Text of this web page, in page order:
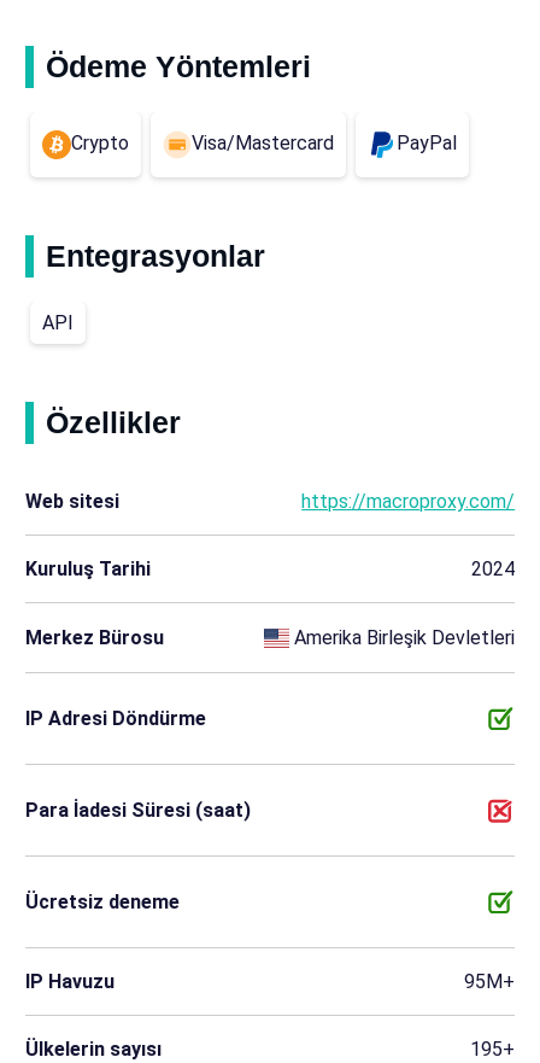
Ödeme Yöntemleri
Crypto Visa/Mastercard PayPal
Entegrasyonlar
API
Özellikler
Web sitesi https://macroproxy.com/
Kuruluş Tarihi 2024
Merkez Bürosu Amerika Birleşik Devletleri
IP Adresi Döndürme
Para İadesi Süresi (saat)
Ücretsiz deneme
IP Havuzu 95M+
Ülkelerin sayısı 195+